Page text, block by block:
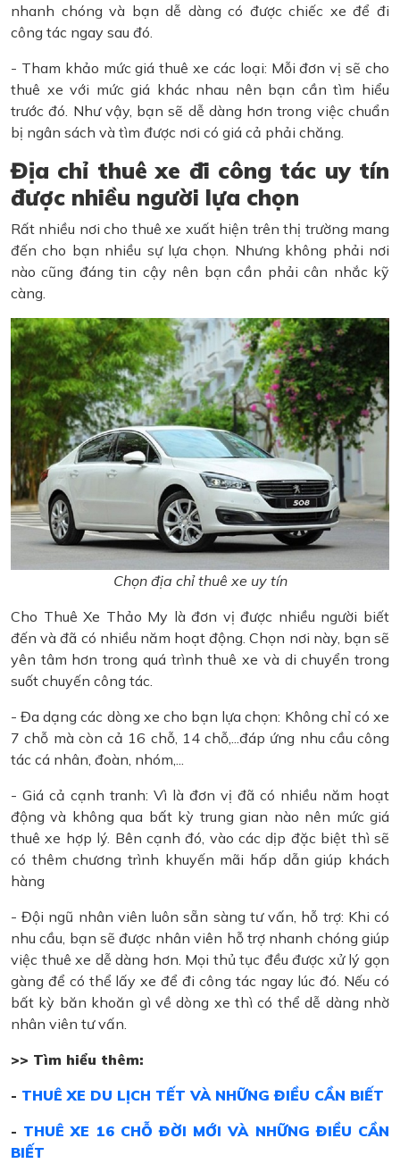
nhanh chóng và bạn dễ dàng có được chiếc xe để đi
công tác ngay sau đó.
- Tham khảo mức giá thuê xe các loại: Mỗi đơn vị sẽ cho
thuê xe với mức giá khác nhau nên bạn cần tìm hiểu
trước đó. Như vậy, bạn sẽ dễ dàng hơn trong việc chuẩn
bị ngân sách và tìm được nơi có giá cả phải chăng.
Địa chỉ thuê xe đi công tác uy tín
được nhiều người lựa chọn
Rất nhiều nơi cho thuê xe xuất hiện trên thị trường mang
đến cho bạn nhiều sự lựa chọn. Nhưng không phải nơi
nào cũng đáng tin cậy nên bạn cần phải cân nhắc kỹ
càng.
Chọn địa chỉ thuê xe uy tín
Cho Thuê Xe Thảo My là đơn vị được nhiều người biết
đến và đã có nhiều năm hoạt động. Chọn nơi này, bạn sẽ
yên tâm hơn trong quá trình thuê xe và di chuyển trong
suốt chuyến công tác.
- Đa dạng các dòng xe cho bạn lựa chọn: Không chỉ có xe
7 chỗ mà còn cả 16 chỗ, 14 chỗ,...đáp ứng nhu cầu công
tác cá nhân, đoàn, nhóm,...
- Giá cả cạnh tranh: Vì là đơn vị đã có nhiều năm hoạt
động và không qua bất kỳ trung gian nào nên mức giá
thuê xe hợp lý. Bên cạnh đó, vào các dịp đặc biệt thì sẽ
có thêm chương trình khuyến mãi hấp dẫn giúp khách
hàng
- Đội ngũ nhân viên luôn sẵn sàng tư vấn, hỗ trợ: Khi có
nhu cầu, bạn sẽ được nhân viên hỗ trợ nhanh chóng giúp
việc thuê xe dễ dàng hơn. Mọi thủ tục đều được xử lý gọn
gàng để có thể lấy xe để đi công tác ngay lúc đó. Nếu có
bất kỳ băn khoăn gì về dòng xe thì có thể dễ dàng nhờ
nhân viên tư vấn.
>> Tìm hiểu thêm:
- THUÊ XE DU LỊCH TẾT VÀ NHỮNG ĐIỀU CẦN BIẾT
- THUÊ XE 16 CHỖ ĐỜI MỚI VÀ NHỮNG ĐIỀU CẦN
BIẾT